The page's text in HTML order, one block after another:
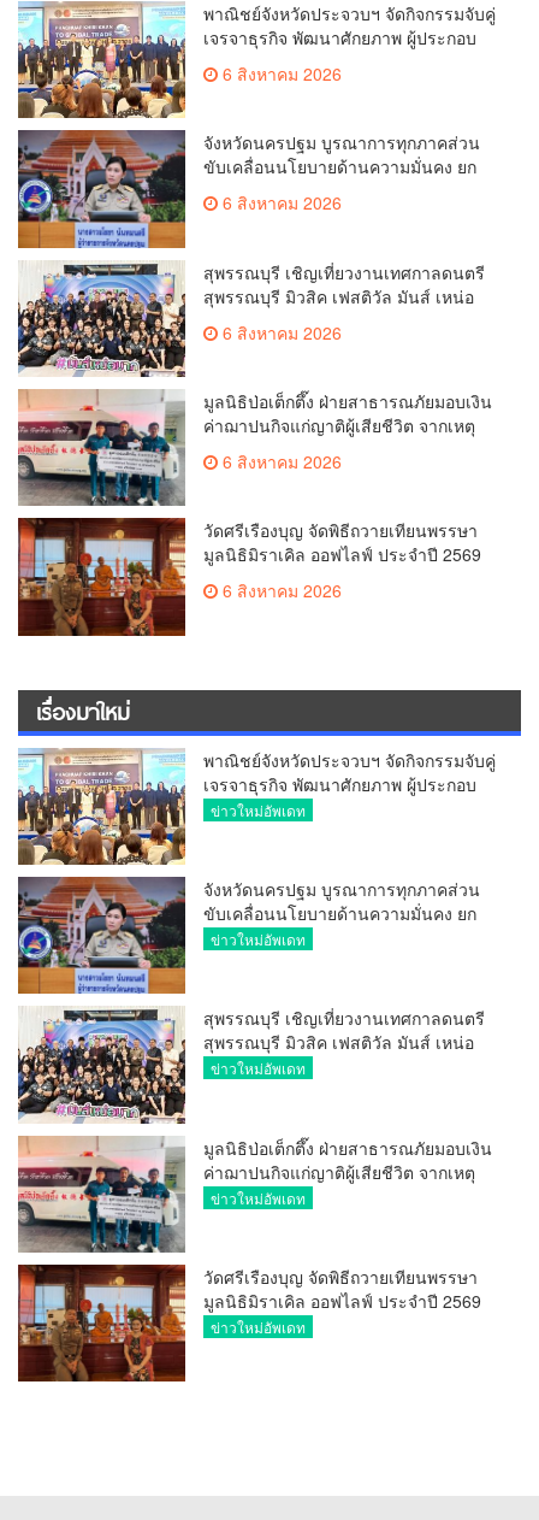
พาณิชย์จังหวัดประจวบฯ จัดกิจกรรมจับคู่
เจรจาธุรกิจ พัฒนาศักยภาพ ผู้ประกอบ
การ ขยายช่องทางการค้า สู่การค้า
ระหว่างประเทศ
6 สิงหาคม 2026
จังหวัดนครปฐม บูรณาการทุกภาคส่วน
ขับเคลื่อนนโยบายด้านความมั่นคง ยก
ระดับการป้องกันอาชญากรรมทาง
เทคโนโลยี
6 สิงหาคม 2026
สุพรรณบุรี เชิญเที่ยวงานเทศกาลดนตรี
สุพรรณบุรี มิวสิค เฟสติวัล มันส์ เหน่อ
6 สิงหาคม 2026
มูลนิธิป่อเต็กตึ๊ง ฝ่ายสาธารณภัยมอบเงิน
ค่าฌาปนกิจแก่ญาติผู้เสียชีวิต จากเหตุ
เพลิงไหม้ โรงเบียร์ ณ ลาดพร้าว จำนวน
20,000 บาท
6 สิงหาคม 2026
วัดศรีเรืองบุญ จัดพิธีถวายเทียนพรรษา
มูลนิธิมิราเคิล ออฟไลฟ์ ประจำปี 2569
พล.ต.ต.ศิริวัฒน์ ดีพอ ให้เกียรติเป็น
ประธาน
6 สิงหาคม 2026
เรื่องมาใหม่
พาณิชย์จังหวัดประจวบฯ จัดกิจกรรมจับคู่
เจรจาธุรกิจ พัฒนาศักยภาพ ผู้ประกอบ
การ ขยายช่องทางการค้า สู่การค้า
ข่าวใหม่อัพเดท
จังหวัดนครปฐม บูรณาการทุกภาคส่วน
ขับเคลื่อนนโยบายด้านความมั่นคง ยก
ระดับการป้องกันอาชญากรรมทาง
ข่าวใหม่อัพเดท
สุพรรณบุรี เชิญเที่ยวงานเทศกาลดนตรี
สุพรรณบุรี มิวสิค เฟสติวัล มันส์ เหน่อ
มาก
ข่าวใหม่อัพเดท
มูลนิธิป่อเต็กตึ๊ง ฝ่ายสาธารณภัยมอบเงิน
ค่าฌาปนกิจแก่ญาติผู้เสียชีวิต จากเหตุ
เพลิงไหม้ โรงเบียร์ ณ ลาดพร้าว จำนวน
ข่าวใหม่อัพเดท
วัดศรีเรืองบุญ จัดพิธีถวายเทียนพรรษา
มูลนิธิมิราเคิล ออฟไลฟ์ ประจำปี 2569
พล.ต.ต.ศิริวัฒน์ ดีพอ ให้เกียรติเป็น
ข่าวใหม่อัพเดท